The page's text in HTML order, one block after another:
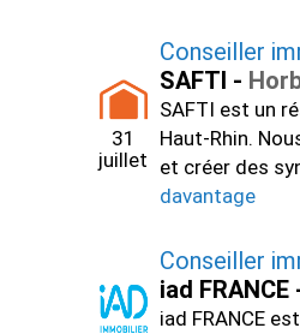
31
juillet
Conseiller
SAFTI -
SAFTI est un
Haut-Rhin.
et créer des
davantage
Conseiller
iad FRANCE
iad FRANCE